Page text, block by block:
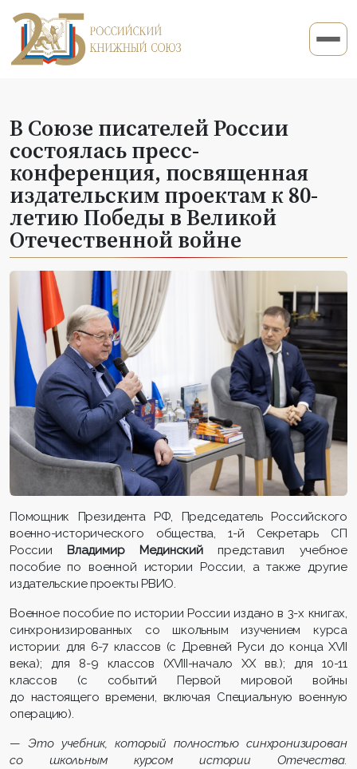
В Союзе писателей России
состоялась пресс-
конференция, посвященная
издательским проектам к 80-
летию Победы в Великой
Отечественной войне
Помощник Президента РФ, Председатель Российского
военно-исторического общества, 1-й Секретарь СП
России
Владимир Мединскийпредставил учебное
пособие по военной истории России, а также другие
издательские проекты РВИО.
Военное пособие по истории России издано в 3-х книгах,
синхронизированных со школьным изучением курса
истории: для 6-7 классов (с Древней Руси до конца XVII
века); для 8-9 классов (XVIII-начало XX вв.); для 10-11
классов (с событий Первой мировой войны
до настоящего времени, включая Специальную военную
операцию).
—Это учебник, который полностью синхронизирован
со школьным курсом истории Отечества.